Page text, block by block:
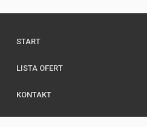
START
LISTA OFERT
KONTAKT